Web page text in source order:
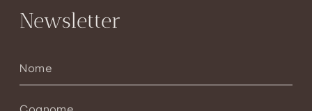
Newsletter